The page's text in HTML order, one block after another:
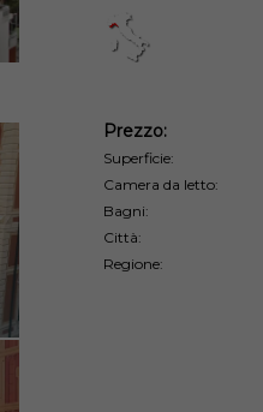
Prezzo:
Superficie:
Camera da letto:
Bagni:
Città:
Regione: